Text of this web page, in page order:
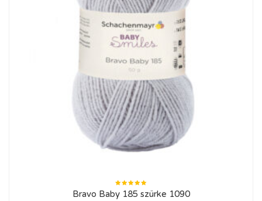
Értékelés:
5.00/ 5
Bravo Baby 185 szürke 1090